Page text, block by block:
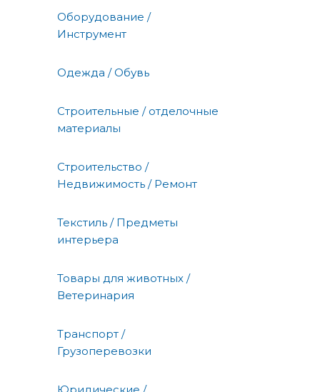
Оборудование /
Инструмент
Одежда / Обувь
Строительные / отделочные
материалы
Строительство /
Недвижимость / Ремонт
Текстиль / Предметы
интерьера
Товары для животных /
Ветеринария
Транспорт /
Грузоперевозки
Юридические /